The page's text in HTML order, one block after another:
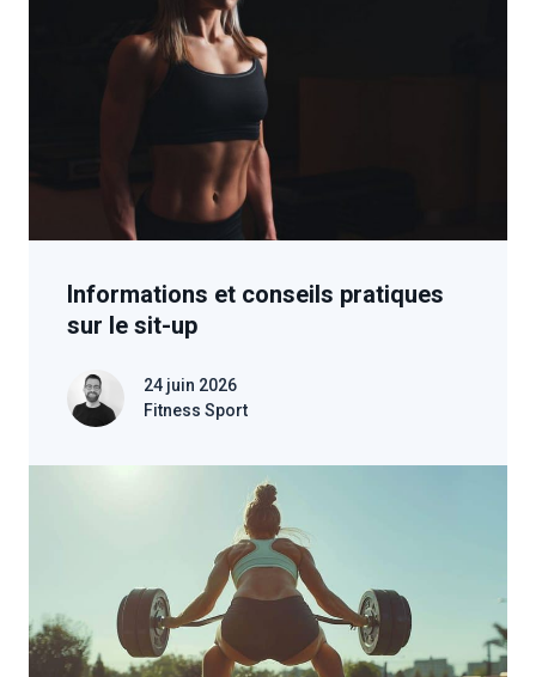
Informations et conseils pratiques
sur le sit-up
24 juin 2026
Fitness Sport